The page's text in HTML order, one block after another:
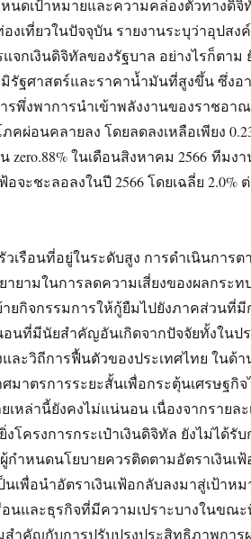
นดเป้าหมายและความคล่องตัวทางดิ
งเที่ยวในปัจจุบัน รายงานระบุว่าอุปสง
จกเงินดิจิทัลของรัฐบาล อย่างไรก็ตาม
รัฐศาสตร์และราคาน้ำมันที่สูงขึ้น ซึ่งอา
รพึ่งพาการนำเข้าพลังงานของราชอา
คผ่อนคลายลง โดยลดลงเหลือเพียง
zero.88% ในเดือนสิงหาคม 2566 ทีมงา
จะชะลอลงในปี 2566 โดยเฉลี่ย 2.0%
เรือนที่อยู่ในระดับสูง การดำเนินการต
ยามในการลดความเสี่ยงของผลกระท
ายกิจกรรมการให้กู้ยืมไปยังภาคส่วนที่
นที่มีนัยสำคัญอันเกิดจากปัจจัยทั้งในป
ละวิถีการฟื้นตัวของประเทศไทย ในด้า
มาตรการระยะสั้นเพื่อกระตุ้นเศรษฐกิจ
เหล่านี้ยังคงไม่แน่นอน เนื่องจากรายล
งโครงการกระเป๋าเงินดิจิทัล ยังไม่ได้
กำหนดนโยบายควรติดตามอัตราเงินเ
นเพื่อนำอัตราเงินเฟ้อกลับลงมาสู่เป้าห
อนและธุรกิจที่มีความเปราะบางในขณ
ำคัญกับการปรับปรุงประสิทธิภาพการ